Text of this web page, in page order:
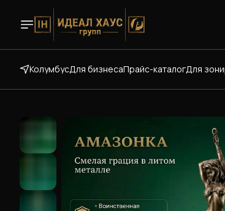
КолумбусДля бизнесаПрайс-каталогДля